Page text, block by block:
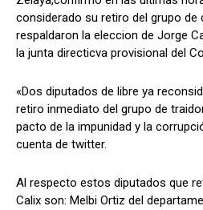
considerado su retiro del grupo de
respaldaron la eleccion de Jorge
la junta directicva provisional del
«Dos diputados de libre ya
retiro inmediato del grupo de
pacto de la impunidad y la
cuenta de twitter.
Al respecto estos diputados que
Calix son: Melbi Ortiz del